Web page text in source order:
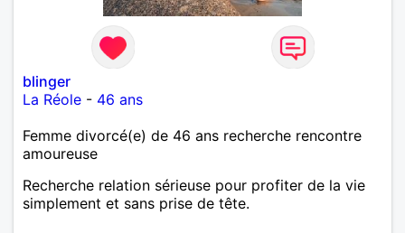
blinger
La Réole - 46 ans
Femme divorcé(e) de 46 ans recherche rencontre
amoureuse
Recherche relation sérieuse pour profiter de la vie
simplement et sans prise de tête.